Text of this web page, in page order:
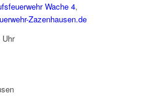
Wache 4,
Zazenhausen.de